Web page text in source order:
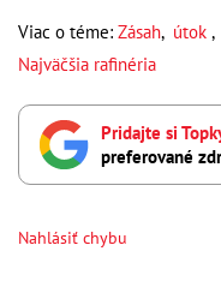
Viac o téme: Zásah, útok ,
Najväčšia rafinéria
Pridajte si
preferované
Nahlásiť chybu